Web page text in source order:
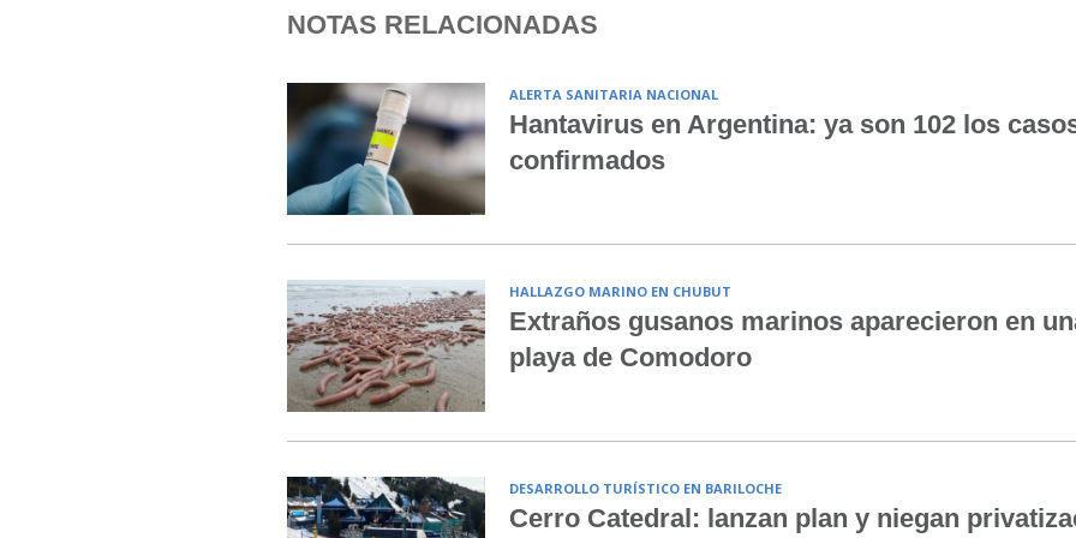
NOTAS RELACIONADAS
ALERTA SANITARIA NACIONAL
Hantavirus en Argentina: ya son 102 los
confirmados
HALLAZGO MARINO EN CHUBUT
Extraños gusanos marinos aparecieron en
playa de Comodoro
DESARROLLO TURÍSTICO EN BARILOCHE
Cerro Catedral: lanzan plan y niegan